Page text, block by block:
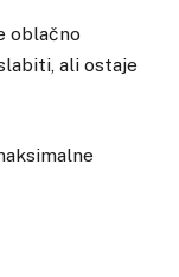
oblačno
ali ostaje